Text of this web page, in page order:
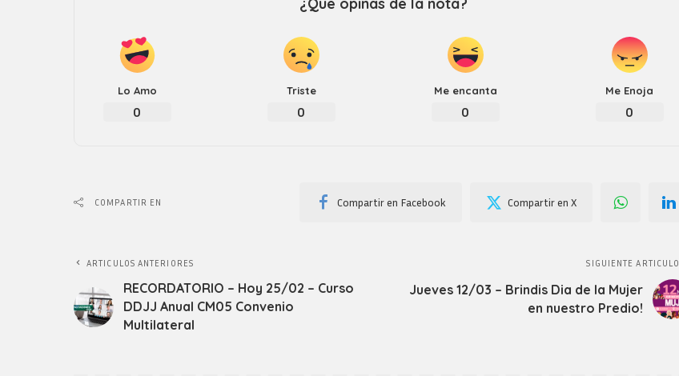
Lo Amo
0
Triste
0
Me encanta
0
Me Enoja
0
COMPARTIR EN Compartir en Facebook Compartir en X
ARTICULOS ANTERIORES
RECORDATORIO – Hoy 25/02 – Curso
DDJJ Anual CM05 Convenio
Multilateral
SIGUIENTE ARTICULO
Jueves 12/03 – Brindis Dia de la Mujer
en nuestro Predio!